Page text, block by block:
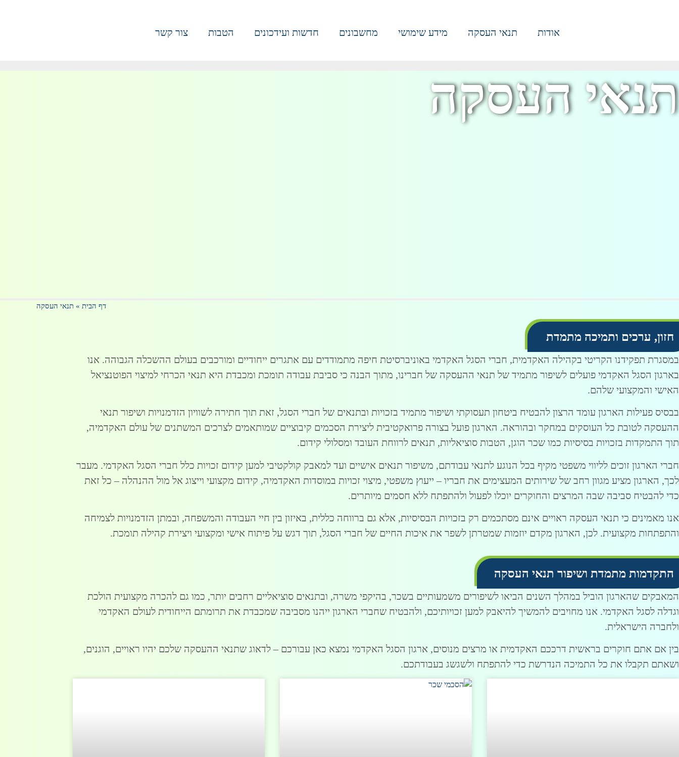
אודות תנאי העסקה מידע שימושי מחשבונים חדשות ועידכונים הטבות צור קשר
תנאי העסקה
דף הבית » תנאי העסקה
חזון, ערכים ותמיכה מתמדת
במסגרת תפקידנו הקריטי בקהילה האקדמית, חברי הסגל האקדמי באוניברסיטת חיפה מתמודדים עם אתגרים ייחודיים ומורכבים בעולם ההשכלה הגבוהה. אנו
בארגון הסגל האקדמי פועלים לשיפור מתמיד של תנאי ההעסקה של חברינו, מתוך הבנה כי סביבת עבודה תומכת ומכבדת היא תנאי הכרחי למיצוי הפוטנציאל
האישי והמקצועי שלהם.
בבסיס פעילות הארגון עומד הרצון להבטיח ביטחון תעסוקתי ושיפור מתמיד בזכויות ובתנאים של חברי הסגל, זאת תוך חתירה לשוויון הזדמנויות ושיפור תנאי
ההעסקה לטובת כל העוסקים במחקר ובהוראה. הארגון פועל בצורה פרואקטיבית ליצירת הסכמים קיבוציים שמותאמים לצרכים המשתנים של עולם האקדמיה,
תוך התמקדות בזכויות בסיסיות כמו שכר הוגן, הטבות סוציאליות, תנאים לרווחת העובד ומסלולי קידום.
חברי הארגון זוכים לליווי משפטי מקיף בכל הנוגע לתנאי עבודתם, משיפור תנאים אישיים ועד למאבק קולקטיבי למען קידום זכויות כלל חברי הסגל האקדמי. מעבר
לכך, הארגון מציע מגוון רחב של שירותים המעצימים את חבריו – ייעוץ משפטי, מיצוי זכויות במוסדות האקדמיה, קידום מקצועי וייצוג אל מול ההנהלה – כל זאת
כדי להבטיח סביבה שבה המרצים והחוקרים יוכלו לפעול ולהתפתח ללא חסמים מיותרים.
אנו מאמינים כי תנאי העסקה ראויים אינם מסתכמים רק בזכויות הבסיסיות, אלא גם ברווחה כללית, באיזון בין חיי העבודה והמשפחה, ובמתן הזדמנויות לצמיחה
והתפתחות מקצועית. לכן, הארגון מקדם יוזמות שמטרתן לשפר את איכות החיים של חברי הסגל, תוך דגש על פיתוח אישי ומקצועי ויצירת קהילה תומכת.
התקדמות מתמדת ושיפור תנאי העסקה
המאבקים שהארגון הוביל במהלך השנים הביאו לשיפורים משמעותיים בשכר, בהיקפי משרה, ובתנאים סוציאליים רחבים יותר, כמו גם להכרה מקצועית הולכת
וגדלה לסגל האקדמי. אנו מחויבים להמשיך להיאבק למען זכויותיכם, ולהבטיח שחברי הארגון ייהנו מסביבה שמכבדת את תרומתם הייחודית לעולם האקדמי
ולחברה הישראלית.
בין אם אתם חוקרים בראשית דרככם האקדמית או מרצים מנוסים, ארגון הסגל האקדמי נמצא כאן עבורכם – לדאוג שתנאי ההעסקה שלכם יהיו ראויים, הוגנים,
ושאתם תקבלו את כל התמיכה הנדרשת כדי להתפתח ולשגשג בעבודתכם.